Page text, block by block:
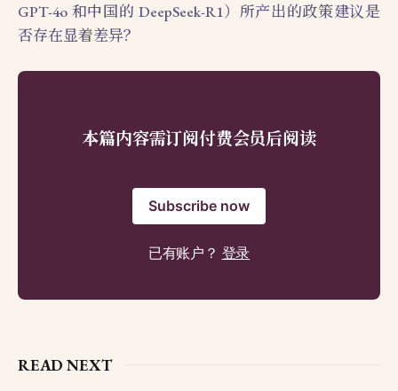
GPT-4o 和中国的 DeepSeek-R1）所产出的政策建议是
否存在显着差异？
本篇内容需订阅付费会员后阅读
Subscribe now
已有账户？ 登录
READ NEXT